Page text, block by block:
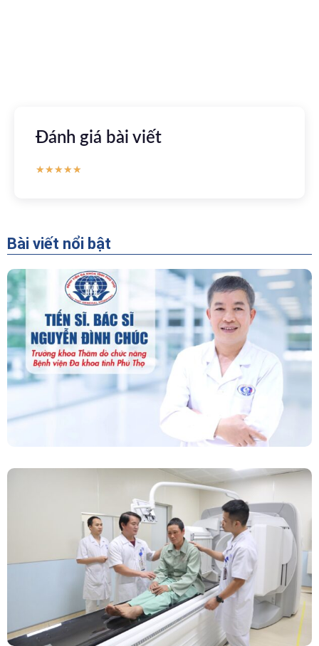
Đánh giá bài viết
★★★★★
Bài viết nổi bật
“Người Dẫn Đường” Của Khoa Thăm Dò Chức
Năng – Bệnh Viện Đa Khoa Tỉnh Phú Thọ
Chính Thức Vận Hành Máy Xạ Hình Thế Hệ
Mới Spect/CT Trong Chẩn Đoán Và Điều Trị
Ung Thư Tại Bệnh Viện Đa Khoa Tỉnh Phú Thọ